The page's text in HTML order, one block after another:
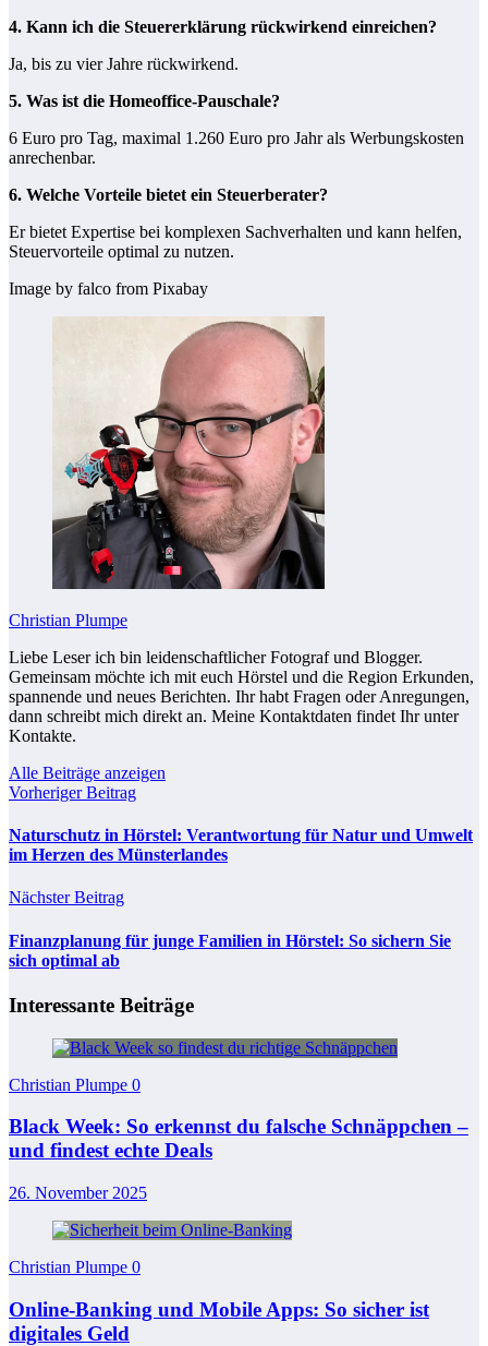
4. Kann ich die Steuererklärung rückwirkend einreichen?
Ja, bis zu vier Jahre rückwirkend.
5. Was ist die Homeoffice-Pauschale?
6 Euro pro Tag, maximal 1.260 Euro pro Jahr als Werbungskosten
anrechenbar.
6. Welche Vorteile bietet ein Steuerberater?
Er bietet Expertise bei komplexen Sachverhalten und kann helfen,
Steuervorteile optimal zu nutzen.
Image by falco from Pixabay
Christian Plumpe
Liebe Leser ich bin leidenschaftlicher Fotograf und Blogger.
Gemeinsam möchte ich mit euch Hörstel und die Region Erkunden,
spannende und neues Berichten. Ihr habt Fragen oder Anregungen,
dann schreibt mich direkt an. Meine Kontaktdaten findet Ihr unter
Kontakte.
Alle Beiträge anzeigen
Vorheriger Beitrag
Naturschutz in Hörstel: Verantwortung für Natur und Umwelt
im Herzen des Münsterlandes
Nächster Beitrag
Finanzplanung für junge Familien in Hörstel: So sichern Sie
sich optimal ab
Interessante Beiträge
Christian Plumpe 0
Black Week: So erkennst du falsche Schnäppchen –
und findest echte Deals
26. November 2025
Christian Plumpe 0
Online-Banking und Mobile Apps: So sicher ist
digitales Geld